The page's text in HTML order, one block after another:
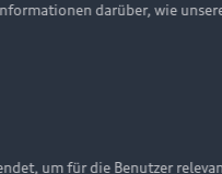
darüber, wie
um für die Benutzer
Anordnung der Embleme